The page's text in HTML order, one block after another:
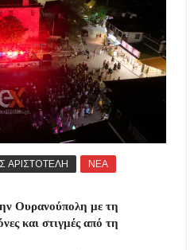
ΑΡΙΣΤΟΤΕΛΗ
ΝΕΑ
Ουρανούπολη με τη
και στιγμές από τη